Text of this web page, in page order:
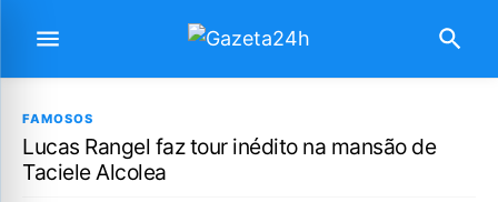
FAMOSOS
Lucas Rangel faz tour inédito na mansão de
Taciele Alcolea